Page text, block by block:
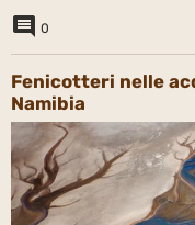
0
Fenicotteri nelle
Namibia